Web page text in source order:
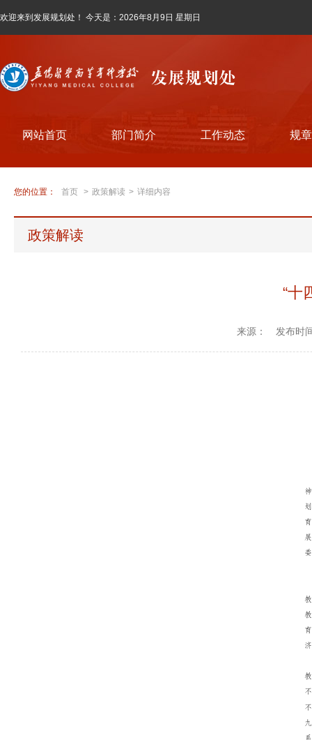
欢迎来到发展规划处！ 今天是： 2026年8月9日 星期日
网站首页 部门简介 工作动态 规
您的位置： 首页 > 政策解读 > 详细内容
政策解读
“十
来源： 发布时